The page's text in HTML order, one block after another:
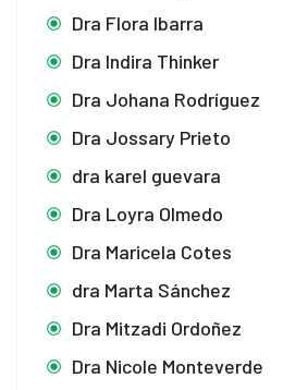
Dra Flora Ibarra
Dra Indira Thinker
Dra Johana Rodríguez
Dra Jossary Prieto
dra karel guevara
Dra Loyra Olmedo
Dra Maricela Cotes
dra Marta Sánchez
Dra Mitzadi Ordoñez
Dra Nicole Monteverde